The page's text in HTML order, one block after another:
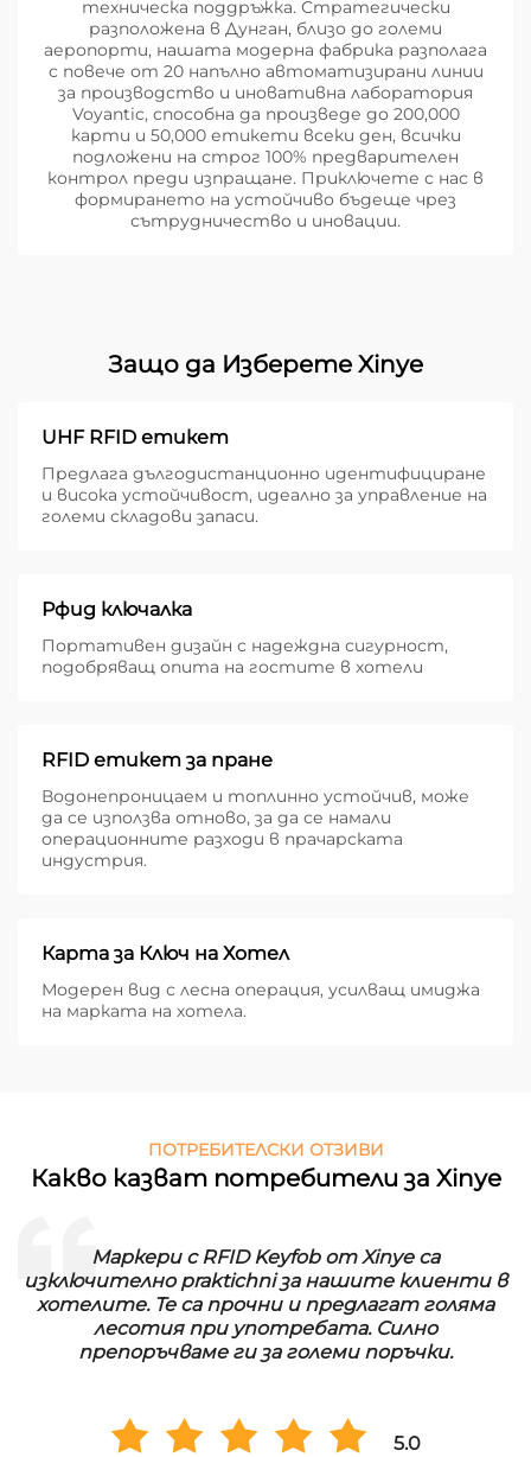
техническа поддръжка. Стратегически
разположена в Дунган, близо до големи
аеропорти, нашата модерна фабрика разполага
с повече от 20 напълно автоматизирани линии
за производство и иновативна лаборатория
Voyantic, способна да произведе до 200,000
карти и 50,000 етикети всеки ден, всички
подложени на строг 100% предварителен
контрол преди изпращане. Приключете с нас в
формирането на устойчиво бъдеще чрез
сътрудничество и иновации.
Защо да Изберете Xinye
UHF RFID етикет
Предлага дългодистанционно идентифициране
и висока устойчивост, идеално за управление на
големи складови запаси.
Рфид ключалка
Портативен дизайн с надеждна сигурност,
подобряващ опита на гостите в хотели
RFID етикет за пране
Водонепроницаем и топлинно устойчив, може
да се използва отново, за да се намали
операционните разходи в прачарската
индустрия.
Карта за Ключ на Хотел
Модерен вид с лесна операция, усилващ имиджа
на марката на хотела.
ПОТРЕБИТЕЛСКИ ОТЗИВИ
Какво казват потребители за Xinye
Маркери с RFID Keyfob от Xinye са
изключително praktichni за нашите клиенти в
хотелите. Те са прочни и предлагат голяма
лесотия при употребата. Силно
препоръчваме ги за големи поръчки.
5.0